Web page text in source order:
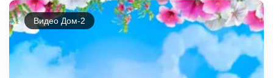
Видео Дом-2